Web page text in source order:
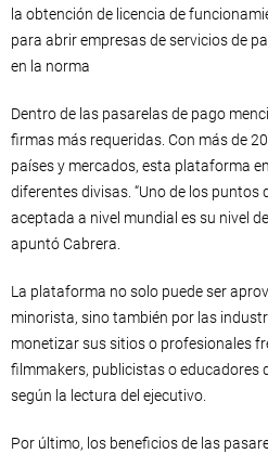
la obtención de licencia de
para abrir empresas de servicios de
en la norma
Dentro de las pasarelas de pago
firmas más requeridas. Con más de
países y mercados, esta plataforma
diferentes divisas. “Uno de los puntos
aceptada a nivel mundial es su nivel
apuntó Cabrera.
La plataforma no solo puede ser
minorista, sino también por las
monetizar sus sitios o profesionales
filmmakers, publicistas o educadores
según la lectura del ejecutivo.
Por último, los beneficios de las